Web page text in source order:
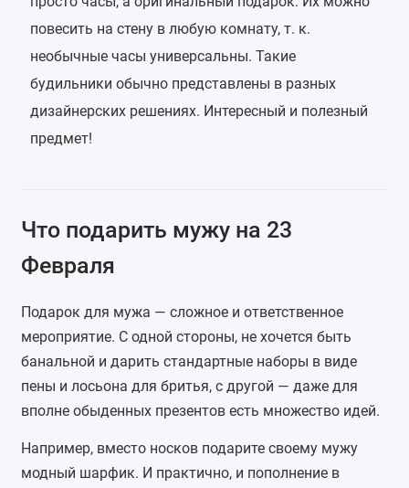
повесить на стену в любую комнату, т. к.
необычные часы универсальны. Такие
будильники обычно представлены в разных
дизайнерских решениях. Интересный и полезный
предмет!
Что подарить мужу на 23
Февраля
Подарок для мужа — сложное и ответственное
мероприятие. С одной стороны, не хочется быть
банальной и дарить стандартные наборы в виде
пены и лосьона для бритья, с другой — даже для
вполне обыденных презентов есть множество идей.
Например, вместо носков подарите своему мужу
модный шарфик. И практично, и пополнение в